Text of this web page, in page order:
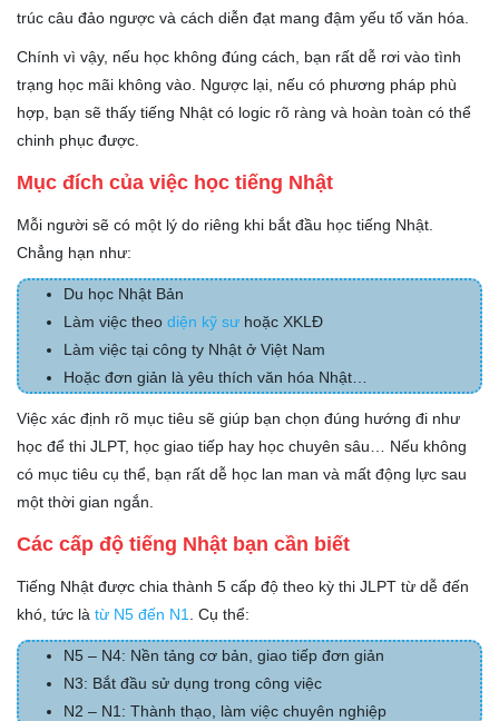
trúc câu đảo ngược và cách diễn đạt mang đậm yếu tố văn hóa.
Chính vì vậy, nếu học không đúng cách, bạn rất dễ rơi vào tình
trạng học mãi không vào. Ngược lại, nếu có phương pháp phù
hợp, bạn sẽ thấy tiếng Nhật có logic rõ ràng và hoàn toàn có thể
chinh phục được.
Mục đích của việc học tiếng Nhật
Mỗi người sẽ có một lý do riêng khi bắt đầu học tiếng Nhật.
Chẳng hạn như:
Du học Nhật Bản
Làm việc theo diện kỹ sư hoặc XKLĐ
Làm việc tại công ty Nhật ở Việt Nam
Hoặc đơn giản là yêu thích văn hóa Nhật…
Việc xác định rõ mục tiêu sẽ giúp bạn chọn đúng hướng đi như
học để thi JLPT, học giao tiếp hay học chuyên sâu… Nếu không
có mục tiêu cụ thể, bạn rất dễ học lan man và mất động lực sau
một thời gian ngắn.
Các cấp độ tiếng Nhật bạn cần biết
Tiếng Nhật được chia thành 5 cấp độ theo kỳ thi JLPT từ dễ đến
khó, tức là từ N5 đến N1 . Cụ thể:
N5 – N4: Nền tảng cơ bản, giao tiếp đơn giản
N3: Bắt đầu sử dụng trong công việc
N2 – N1: Thành thạo, làm việc chuyên nghiệp